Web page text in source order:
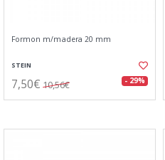
Formon m/madera 20 mm
STEIN
7,50€ 10,56€ - 29%